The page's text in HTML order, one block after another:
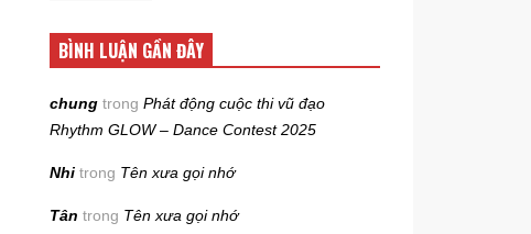
BÌNH LUẬN GẦN ĐÂY
chung trongPhát động cuộc thi vũ đạo
Rhythm GLOW – Dance Contest 2025
Nhi trong Tên xưa gọi nhớ
Tân trong Tên xưa gọi nhớ